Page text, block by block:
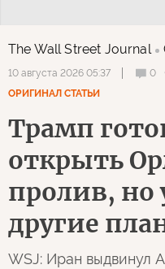
The Wall Street Journal
10 августа 2026 05:37 0
ОРИГИНАЛ СТАТЬИ
Трамп
открыть
пролив, но
другие
WSJ: Иран выдвинул